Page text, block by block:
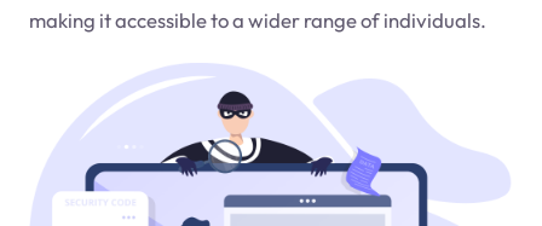
making it accessible to a wider range of individuals.